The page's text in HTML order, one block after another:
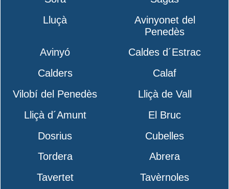
Lluçà
Avinyonet del
Penedès
Avinyó
Caldes d´Estrac
Calders
Calaf
Vilobí del Penedès
Lliçà de Vall
Lliçà d´Amunt
El Bruc
Dosrius
Cubelles
Tordera
Abrera
Tavertet
Tavèrnoles